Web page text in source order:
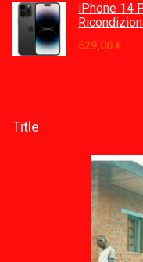
iPhone 14
629,00 €
Title